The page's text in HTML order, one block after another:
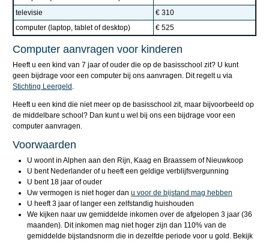
televisie
€ 310
computer (laptop, tablet of desktop)
€ 525
Computer aanvragen voor kinderen
Heeft u een kind van 7 jaar of ouder die op de basisschool zit? U kunt
geen bijdrage voor een computer bij ons aanvragen. Dit regelt u via
Stichting Leergeld .
Heeft u een kind die niet meer op de basisschool zit, maar bijvoorbeeld op
de middelbare school? Dan kunt u wel bij ons een bijdrage voor een
computer aanvragen.
Voorwaarden
U woont in Alphen aan den Rijn, Kaag en Braassem of Nieuwkoop
U bent Nederlander of u heeft een geldige verblijfsvergunning
U bent 18 jaar of ouder
Uw vermogen is niet hoger dan u voor de bijstand mag hebben
U heeft 3 jaar of langer een zelfstandig huishouden
We kijken naar uw gemiddelde inkomen over de afgelopen 3 jaar (36
maanden). Dit inkomen mag niet hoger zijn dan 110% van de
gemiddelde bijstandsnorm die in dezelfde periode voor u gold. Bekijk